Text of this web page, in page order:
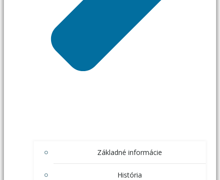
Základné informácie
História